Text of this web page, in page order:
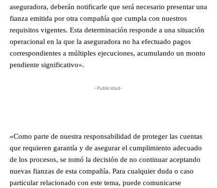
aseguradora, deberán notificarle que será necesario presentar una
fianza emitida por otra compañía que cumpla con nuestros
requisitos vigentes. Esta determinación responde a una situación
operacional en la que la aseguradora no ha efectuado pagos
correspondientes a múltiples ejecuciones, acumulando un monto
pendiente significativo».
-Publicidad-
«Como parte de nuestra responsabilidad de proteger las cuentas
que requieren garantía y de asegurar el cumplimiento adecuado
de los procesos, se tomó la decisión de no continuar aceptando
nuevas fianzas de esta compañía. Para cualquier duda o caso
particular relacionado con este tema, puede comunicarse